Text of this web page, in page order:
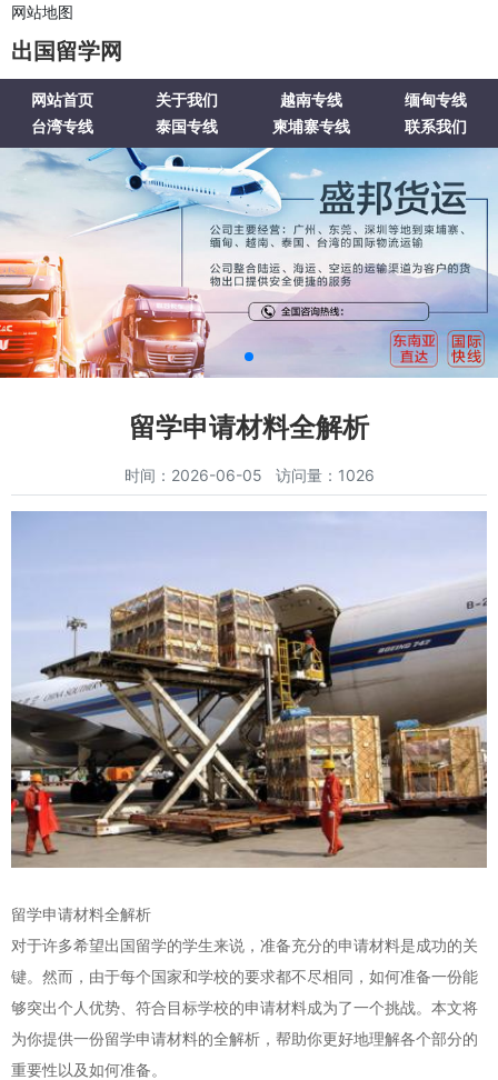
网站地图
出国留学网
网站首页 关于我们 越南专线
缅甸专线
台湾专线
泰国专线 柬埔寨专线 联系我们
留学申请材料全解析
时间：2026-06-05 访问量：1026
留学申请材料全解析
对于许多希望出国留学的学生来说，准备充分的申请材料是成功的关
键。然而，由于每个国家和学校的要求都不尽相同，如何准备一份能
够突出个人优势、符合目标学校的申请材料成为了一个挑战。本文将
为你提供一份留学申请材料的全解析，帮助你更好地理解各个部分的
重要性以及如何准备。